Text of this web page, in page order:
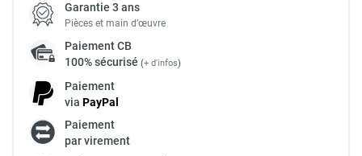
Garantie 3 ans
Pièces et main d’œuvre
PaiementCB
100% sécurisé (+ d'infos)
Paiement
via PayPal
Paiement
par virement